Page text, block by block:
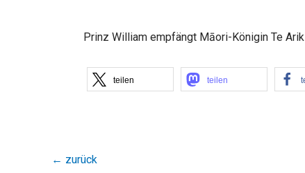
Prinz William empfängt Māori-Königin Te
teilen teilen
← zurück